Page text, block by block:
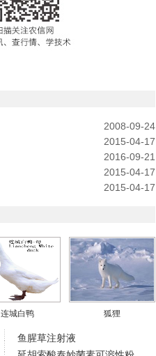
2008-09-24
2015-04-17
2016-09-21
2015-04-17
2015-04-17
连城白鸭 狐狸
鱼腥草注射液